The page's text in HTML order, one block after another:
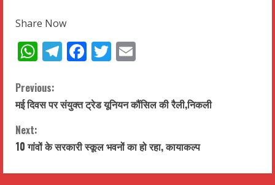
Share Now
WhatsApp
Telegram
Facebook
Twitter
C
o
n
t
Previous:
मई दिवस पर संयुक्त ट्रेड यूनियन कौंसिल की रैली,निकली
Next:
10 गांवों के सरकारी स्कूल भवनों का हो रहा, कायाकल्प